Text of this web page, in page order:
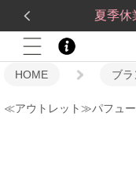
夏季休
送料一律560円5,500
HOME ブラ
≪アウトレット≫パフュー